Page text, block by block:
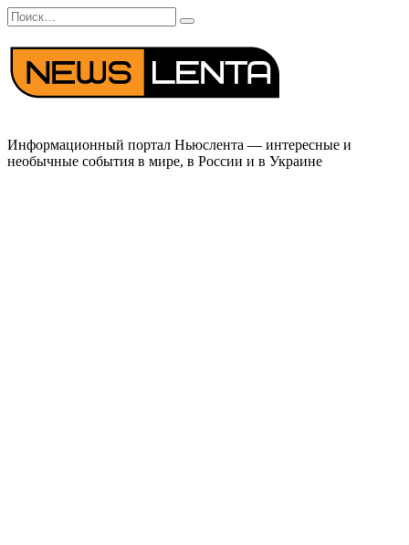
Перейти
к
содержанию
Search
for:
Информационный портал Ньюслента — интересные и
необычные события в мире, в России и в Украине